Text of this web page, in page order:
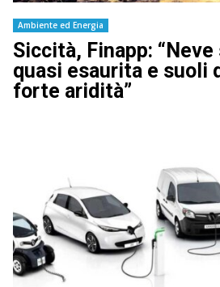
Ambiente ed Energia
Siccità, Finapp:
quasi esaurita e suoli
forte aridità”